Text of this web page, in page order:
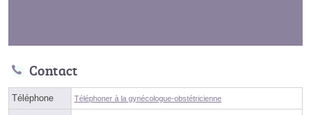
Contact
Téléphone Téléphoner à la gynécologue-obstétricienne